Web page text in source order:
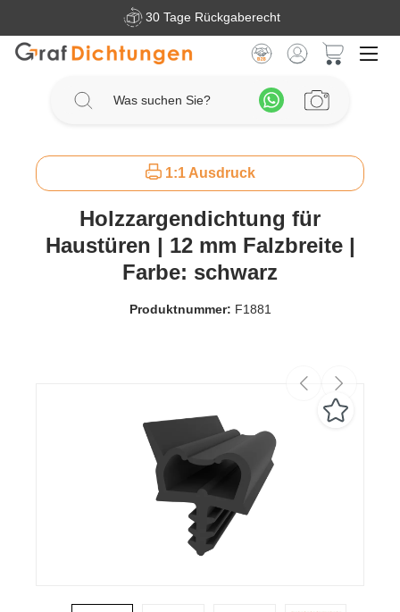
Zum Hauptinhalt springen30 Tage Rückgaberecht
1:1 Ausdruck
Holzzargendichtung für
Haustüren | 12 mm Falzbreite |
Farbe: schwarz
Produktnummer: F1881